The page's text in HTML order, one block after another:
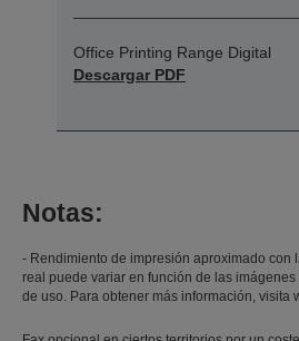
Office Printing Range Digital
Descargar PDF
Notas:
- Rendimiento de impresión aproximado con
real puede variar en función de las
de uso. Para obtener más información, visita